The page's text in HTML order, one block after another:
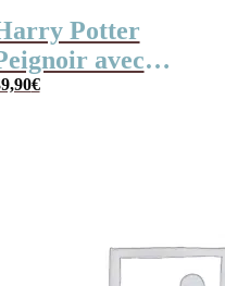
Potter
avec
– Logo
€